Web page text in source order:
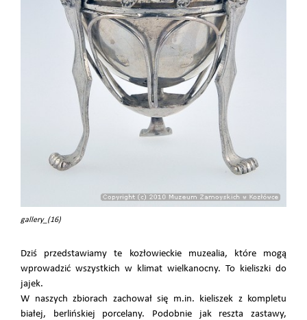
gallery_(16)
Dziś przedstawiamy te kozłowieckie muzealia, które mogą
wprowadzić wszystkich w klimat wielkanocny. To kieliszki do
jajek.
W naszych zbiorach zachował się m.in. kieliszek z kompletu
białej, berlińskiej porcelany. Podobnie jak reszta zastawy,